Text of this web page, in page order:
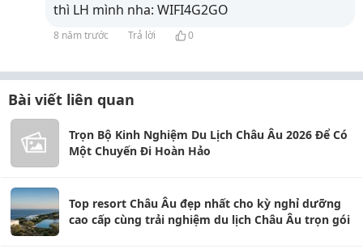
thì LH mình nha: WIFI4G2GO
8 năm trước Trả lời 0
Bài viết liên quan
Trọn Bộ Kinh Nghiệm Du Lịch Châu Âu 2026 Để Có
Một Chuyến Đi Hoàn Hảo
Top resort Châu Âu đẹp nhất cho kỳ nghỉ dưỡng
cao cấp cùng trải nghiệm du lịch Châu Âu trọn gói